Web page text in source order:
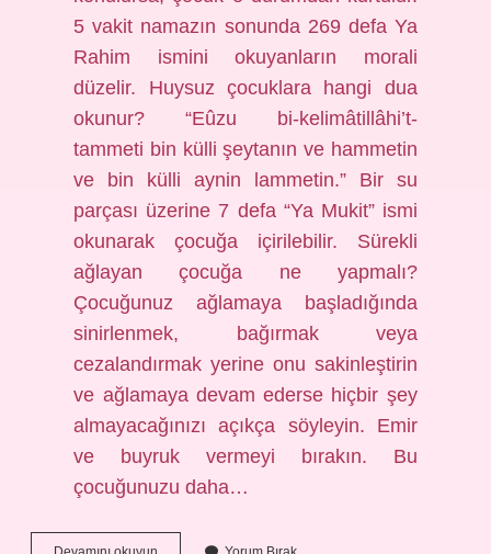
5 vakit namazın sonunda 269 defa Ya
Rahim ismini okuyanların morali
düzelir. Huysuz çocuklara hangi dua
okunur? “Eûzu bi-kelimâtillâhi’t-
tammeti bin külli şeytanın ve hammetin
ve bin külli aynin lammetin.” Bir su
parçası üzerine 7 defa “Ya Mukit” ismi
okunarak çocuğa içirilebilir. Sürekli
ağlayan çocuğa ne yapmalı?
Çocuğunuz ağlamaya başladığında
sinirlenmek, bağırmak veya
cezalandırmak yerine onu sakinleştirin
ve ağlamaya devam ederse hiçbir şey
almayacağınızı açıkça söyleyin. Emir
ve buyruk vermeyi bırakın. Bu
çocuğunuzu daha…